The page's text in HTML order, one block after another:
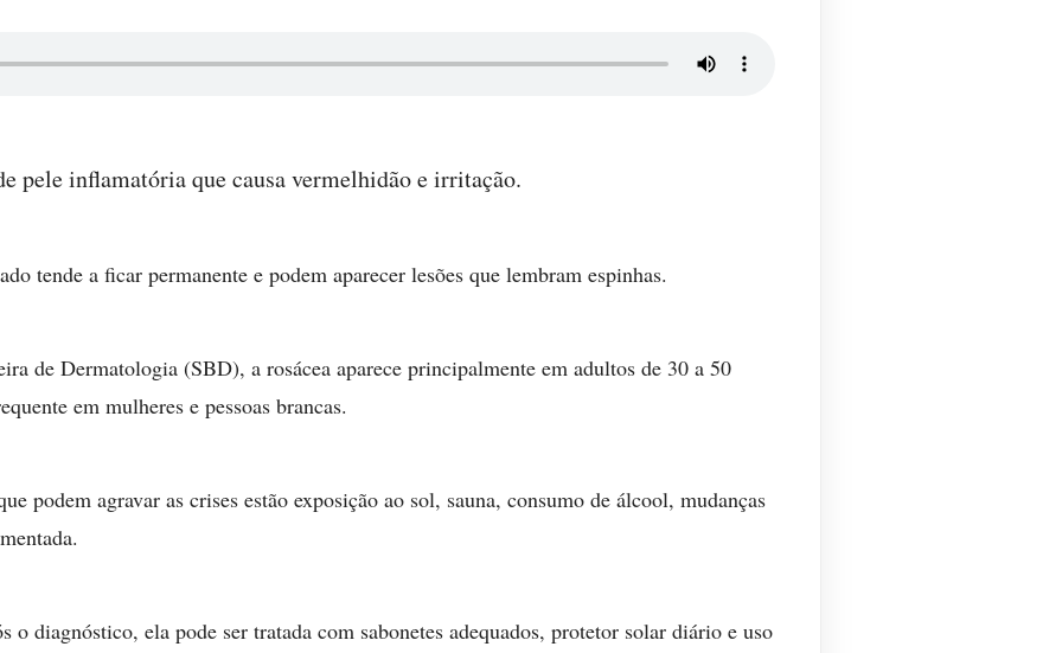
pele inflamatória que causa vermelhidão e irritação.
tende a ficar permanente e podem aparecer lesões que lembram espinhas.
de Dermatologia (SBD), a rosácea aparece principalmente em adultos de 30 a 50
em mulheres e pessoas brancas.
podem agravar as crises estão exposição ao sol, sauna, consumo de álcool, mudanças
o diagnóstico, ela pode ser tratada com sabonetes adequados, protetor solar diário e uso